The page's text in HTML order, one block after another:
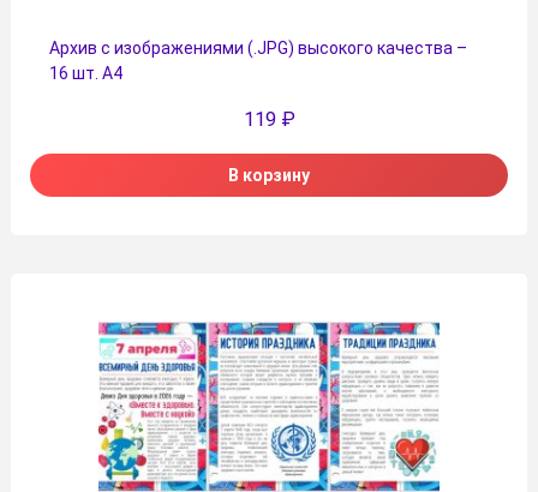
Архив с изображениями (.JPG) высокого качества –
16 шт. А4
119 ₽
В корзину